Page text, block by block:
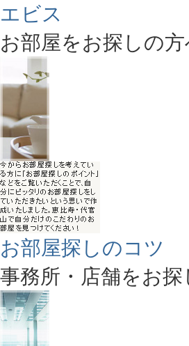
エビス
お部屋をお探しの
お部屋探しのコツ
事務所・店舗をお